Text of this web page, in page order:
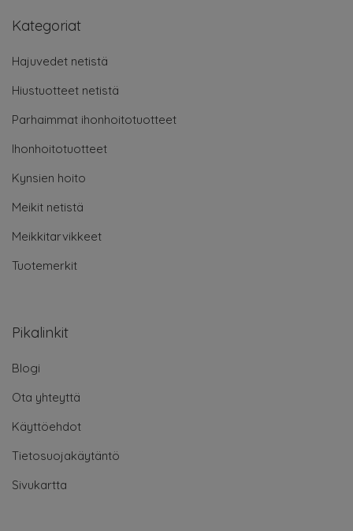
Kategoriat
Hajuvedet netistä
Hiustuotteet netistä
Parhaimmat ihonhoitotuotteet
Ihonhoitotuotteet
Kynsien hoito
Meikit netistä
Meikkitarvikkeet
Tuotemerkit
Pikalinkit
Blogi
Ota yhteyttä
Käyttöehdot
Tietosuojakäytäntö
Sivukartta